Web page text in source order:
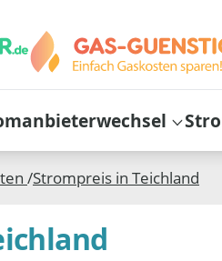
/Strompreis in Teichland